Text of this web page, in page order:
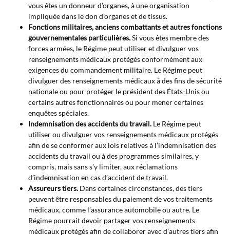
vous êtes un donneur d’organes, à une organisation
impliquée dans le don d’organes et de tissus.
Fonctions militaires, anciens combattants et autres fonctions
gouvernementales particulières.Si vous êtes membre des
forces armées, le Régime peut utiliser et divulguer vos
renseignements médicaux protégés conformément aux
exigences du commandement militaire. Le Régime peut
divulguer des renseignements médicaux à des fins de sécurité
nationale ou pour protéger le président des États-Unis ou
certains autres fonctionnaires ou pour mener certaines
enquêtes spéciales.
Indemnisation des accidents du travail. Le Régime peut
utiliser ou divulguer vos renseignements médicaux protégés
afin de se conformer aux lois relatives à l’indemnisation des
accidents du travail ou à des programmes similaires, y
compris, mais sans s’y limiter, aux réclamations
d’indemnisation en cas d’accident de travail.
Assureurs tiers. Dans certaines circonstances, des tiers
peuvent être responsables du paiement de vos traitements
médicaux, comme l’assurance automobile ou autre. Le
Régime pourrait devoir partager vos renseignements
médicaux protégés afin de collaborer avec d’autres tiers afin